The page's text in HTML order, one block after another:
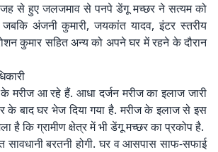
से हुए जलजमाव से पनपे डेंगू मच्छर ने सत्यम को
जबकि अंजनी कुमारी, जयकांत यादव, इंटर स्तरीय
कुमार सहित अन्य को अपने घर में रहने के दौरान
मरीज आ रहे हैं. आधा दर्जन मरीज का इलाज जारी
के बाद घर भेज दिया गया है. मरीज के इलाज से इस
है कि ग्रामीण क्षेत्र में भी डेंगू मच्छर का प्रकोप है.
सावधानी बरतनी होगी. घर व आसपास साफ-सफाई